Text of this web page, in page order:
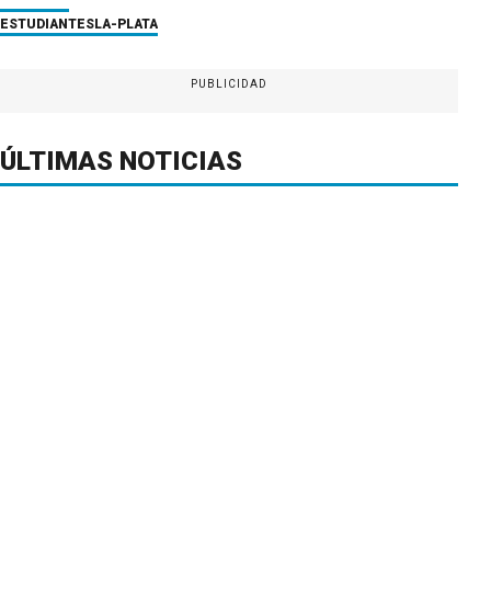
ESTUDIANTESLA-PLATA
PUBLICIDAD
ÚLTIMAS NOTICIAS